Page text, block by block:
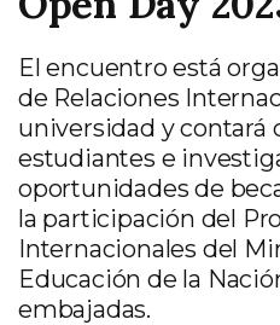
El encuentro está
de Relaciones
universidad y contará
estudiantes e
oportunidades de
la participación del
Internacionales del
Educación de la
embajadas.